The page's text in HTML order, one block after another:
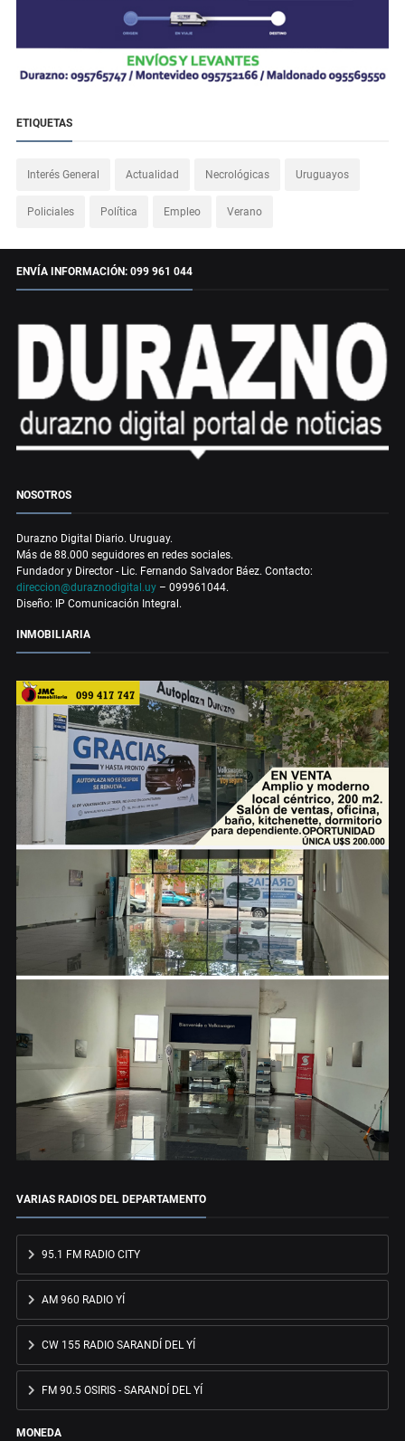
ETIQUETAS
Interés General Actualidad Necrológicas Uruguayos
Policiales Política Empleo Verano
ENVÍA INFORMACIÓN: 099 961 044
NOSOTROS
Durazno Digital Diario. Uruguay.
Más de 88.000 seguidores en redes sociales.
Fundador y Director - Lic. Fernando Salvador Báez. Contacto:
direccion@duraznodigital.uy – 099961044.
Diseño: IP Comunicación Integral.
INMOBILIARIA
VARIAS RADIOS DEL DEPARTAMENTO
95.1 FM RADIO CITY
AM 960 RADIO YÍ
CW 155 RADIO SARANDÍ DEL YÍ
FM 90.5 OSIRIS - SARANDÍ DEL YÍ
MONEDA